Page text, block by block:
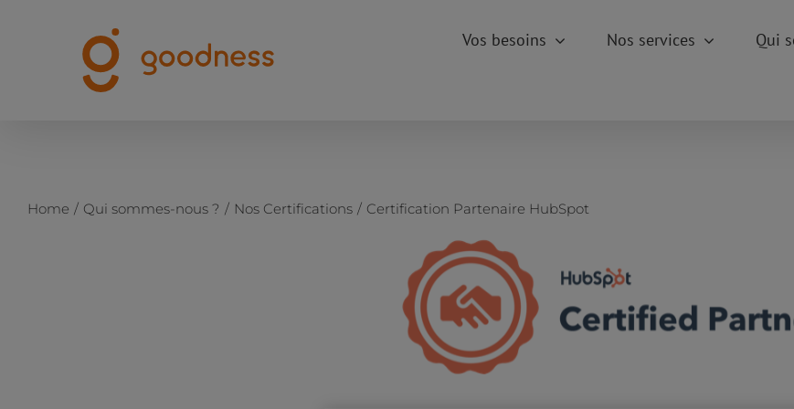
Vos besoins Nos services Qui
Home Qui sommes-nous ? Nos Certifications Certification Partenaire HubSpot